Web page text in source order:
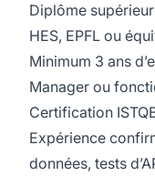
Diplôme
HES, EPFL ou
Minimum 3 ans
Manager ou
Certification
Expérience
données, tests